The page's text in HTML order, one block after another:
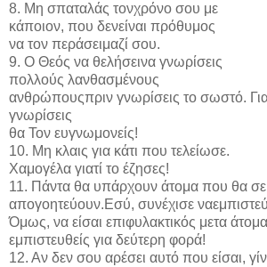
8. Μη σπαταλάς τονχρόνο σου με
κάποιον, που δενείναι πρόθυμος
να τον περάσειμαζί σου.
9. Ο Θεός να θελήσεινα γνωρίσεις
πολλούς λανθασμένους
ανθρώπουςπριν γνωρίσεις το σωστό.
γνωρίσεις
θα Τον ευγνωμονείς!
10. Μη κλαις για κάτι που τελείωσε.
Χαμογέλα γιατί το έζησες!
11. Πάντα θα υπάρχουν άτομα που θα σε
απογοητεύουν.Εσύ, συνέχισε
Όμως, να είσαι επιφυλακτικός μετα
εμπιστευθείς για δεύτερη φορά!
12. Αν δεν σου αρέσει αυτό που είσαι,